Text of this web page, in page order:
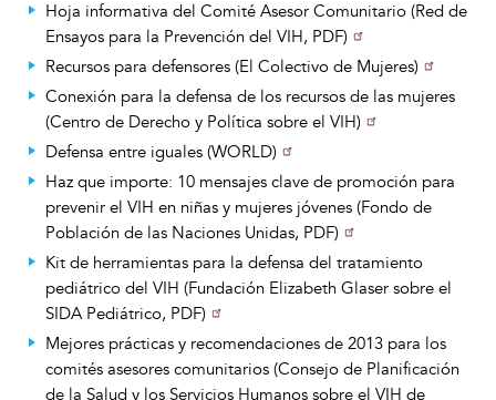
Hoja informativa del Comité Asesor Comunitario (Red de
Ensayos para la Prevención del VIH, PDF)
Recursos para defensores (El Colectivo de Mujeres)
Conexión para la defensa de los recursos de las mujeres
(Centro de Derecho y Política sobre el VIH)
Defensa entre iguales (WORLD)
Haz que importe: 10 mensajes clave de promoción para
prevenir el VIH en niñas y mujeres jóvenes (Fondo de
Población de las Naciones Unidas, PDF)
Kit de herramientas para la defensa del tratamiento
pediátrico del VIH (Fundación Elizabeth Glaser sobre el
SIDA Pediátrico, PDF)
Mejores prácticas y recomendaciones de 2013 para los
comités asesores comunitarios (Consejo de Planificación
de la Salud y los Servicios Humanos sobre el VIH de